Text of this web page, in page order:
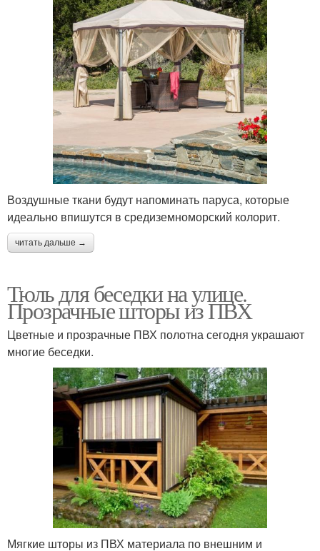
Воздушные ткани будут напоминать паруса, которые
идеально впишутся в средиземноморский колорит.
читать дальше →
Тюль для беседки на улице.
Прозрачные шторы из ПВХ
Цветные и прозрачные ПВХ полотна сегодня украшают
многие беседки.
Мягкие шторы из ПВХ материала по внешним и